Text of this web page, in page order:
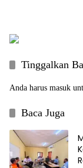
Tinggalkan
Anda harus masuk
Baca Juga